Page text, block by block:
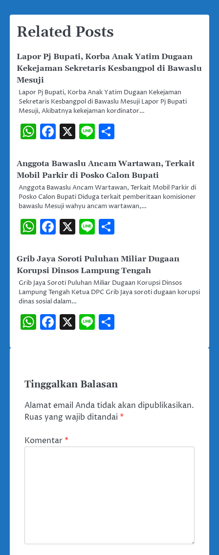
Related Posts
Lapor Pj Bupati, Korba Anak Yatim Dugaan
Kekejaman Sekretaris Kesbangpol di Bawaslu
Mesuji
Lapor Pj Bupati, Korba Anak Yatim Dugaan Kekejaman
Sekretaris Kesbangpol di Bawaslu Mesuji Lapor Pj Bupati
Mesuji, Akibatnya kekejaman kordinator…
WhatsApp
Facebook
X Line
Anggota Bawaslu Ancam Wartawan, Terkait
Mobil Parkir di Posko Calon Bupati
Anggota Bawaslu Ancam Wartawan, Terkait Mobil Parkir di
Posko Calon Bupati Diduga terkait pemberitaan komisioner
bawaslu Mesuji wahyu ancam wartawan,…
WhatsApp
Facebook
X Line
Grib Jaya Soroti Puluhan Miliar Dugaan
Korupsi Dinsos Lampung Tengah
Grib Jaya Soroti Puluhan Miliar Dugaan Korupsi Dinsos
Lampung Tengah Ketua DPC Grib Jaya soroti dugaan korupsi
dinas sosial dalam…
WhatsApp
Facebook
X Line
Tinggalkan Balasan
Alamat email Anda tidak akan dipublikasikan.
Ruas yang wajib ditandai *
Komentar*